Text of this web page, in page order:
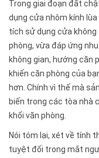
Trong giai đoạn đất
dụng cửa nhôm kính
tích sử dụng cửa
phòng, vừa đáp ứng
không gian, hướng căn
khiến căn phòng của
hơn. Chính vì thế mà
biến trong các tòa nhà
khối văn phòng.
Nói tóm lại, xét về tính
tuyệt đối trong mắt